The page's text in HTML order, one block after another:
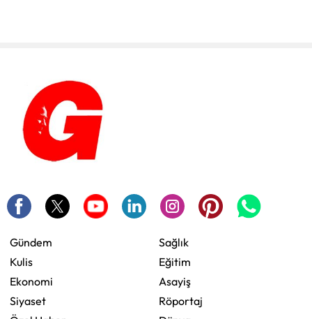
Gündem
Kulis
Ekonomi
Siyaset
Sağlık
Eğitim
Asayiş
Röportaj